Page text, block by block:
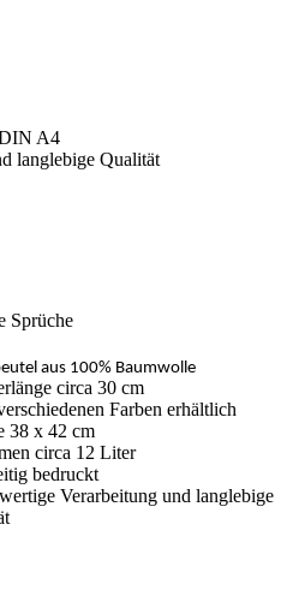
DIN A4
langlebige Qualität
Sprüche
aus 100% Baumwolle
circa 30 cm
Farben erhältlich
38 x 42 cm
circa 12 Liter
bedruckt
Verarbeitung und langlebige